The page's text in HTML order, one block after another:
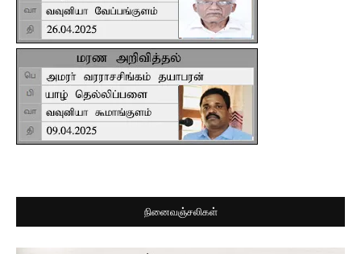
நினைவஞ்சலிகள்